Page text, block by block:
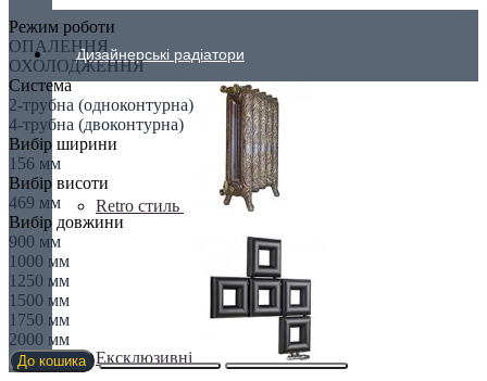
Дизайнерські радіатори
Retro стиль
Ексклюзивні
Режим роботи
ОПАЛЕННЯ
ОХОЛОДЖЕННЯ
Система
2-трубна (одноконтурна)
4-трубна (двоконтурна)
Вибір ширини
156 мм
Вибір висоти
469 мм
Вибір довжини
900 мм
1000 мм
1250 мм
1500 мм
1750 мм
2000 мм
До кошика